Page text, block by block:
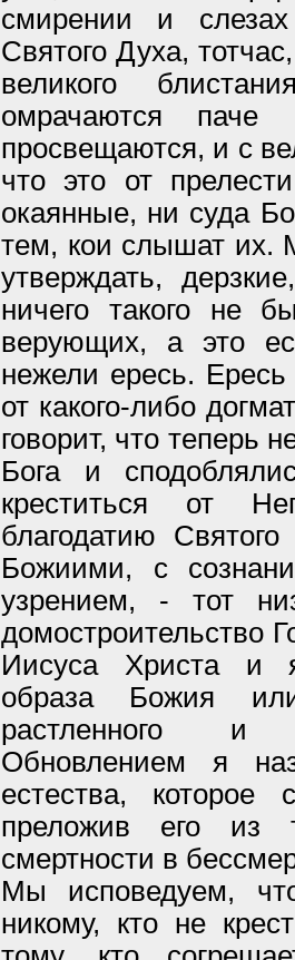
смирении и
Святого Духа,
великого
омрачаются
просвещаются, и с
что это от
окаянные, ни суда
тем, кои слышат их.
утверждать,
ничего такого не
верующих, а это
нежели ересь. Ересь
от какого-либо
говорит, что теперь
Бога и
креститься от
благодатию
Божиими, с
узрением, - тот
домостроительство
Иисуса Христа и
образа Божия или
растленного и
Обновлением я
естества, которое
преложив его из
смертности в
Мы исповедуем,
никому, кто не